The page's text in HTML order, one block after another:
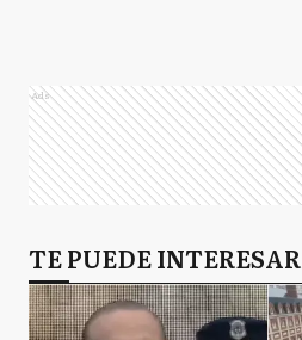
Ads
TE PUEDE INTERESAR